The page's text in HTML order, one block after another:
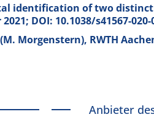
identification of two
DOI: 10.1038/s41567-020-
Morgenstern), RWTH
Anbieter